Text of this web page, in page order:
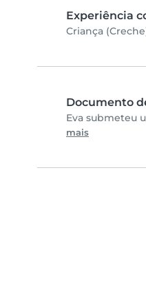
Experiência
Criança
Documento
Eva submeteu
mais